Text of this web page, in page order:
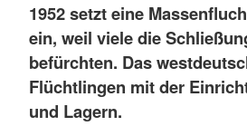
1952 setzt eine
ein, weil viele die
befürchten. Das
Flüchtlingen mit der
und Lagern.